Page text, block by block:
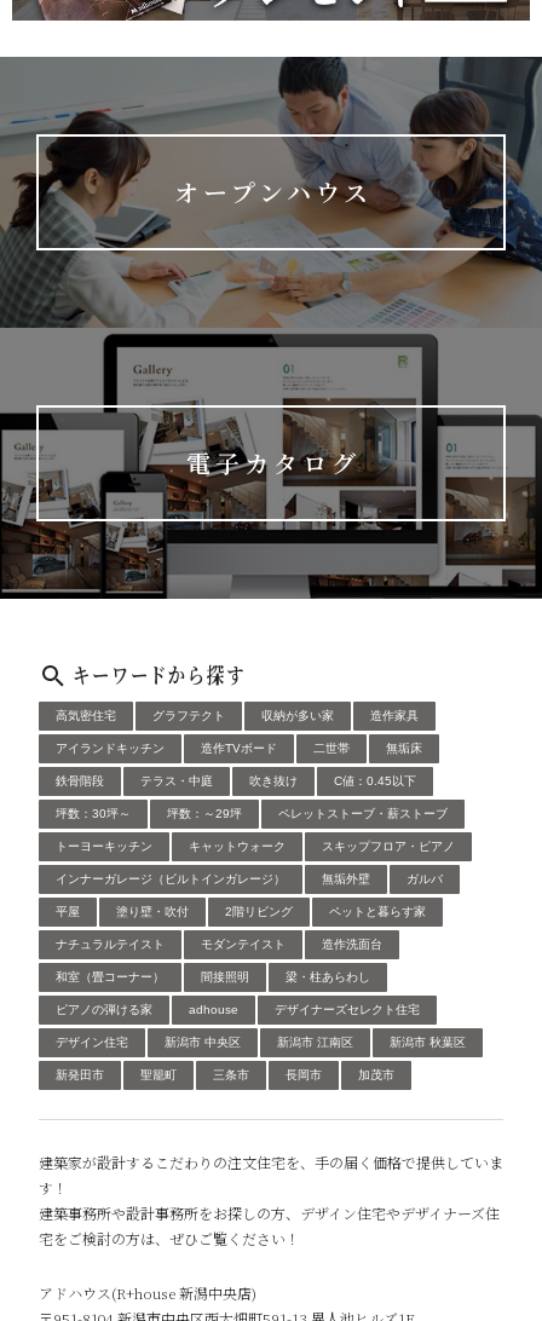
オープンハウス
電子カタログ
キーワードから探す
高気密住宅 グラフテクト 収納が多い家 造作家具
アイランドキッチン 造作TVボード 二世帯 無垢床
鉄骨階段 テラス・中庭 吹き抜け C値：0.45以下
坪数：30坪～ 坪数：～29坪 ペレットストーブ・薪ストーブ
トーヨーキッチン キャットウォーク スキップフロア・ピアノ
インナーガレージ（ビルトインガレージ） 無垢外壁 ガルバ
平屋 塗り壁・吹付 2階リビング ペットと暮らす家
ナチュラルテイスト モダンテイスト 造作洗面台
和室（畳コーナー） 間接照明 梁・柱あらわし
ピアノの弾ける家 adhouse デザイナーズセレクト住宅
デザイン住宅 新潟市 中央区 新潟市 江南区 新潟市 秋葉区
新発田市 聖籠町 三条市 長岡市 加茂市
建築家が設計するこだわりの注文住宅を、手の届く価格で提供していま
す！
建築事務所や設計事務所をお探しの方、デザイン住宅やデザイナーズ住
宅をご検討の方は、ぜひご覧ください！
アドハウス(R+house 新潟中央店)